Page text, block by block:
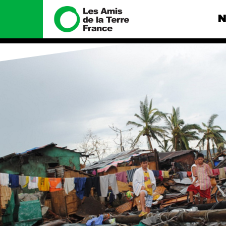
Missions et méthodes
Valeurs
Équipes et
fonctionnement
Le réseau dans le monde
Nos alliés
Je soutiens les Amis de la
Terre
Gaz « naturel
enfumage
Mode : une
destructrice
Gaz au
violence
Nos autres